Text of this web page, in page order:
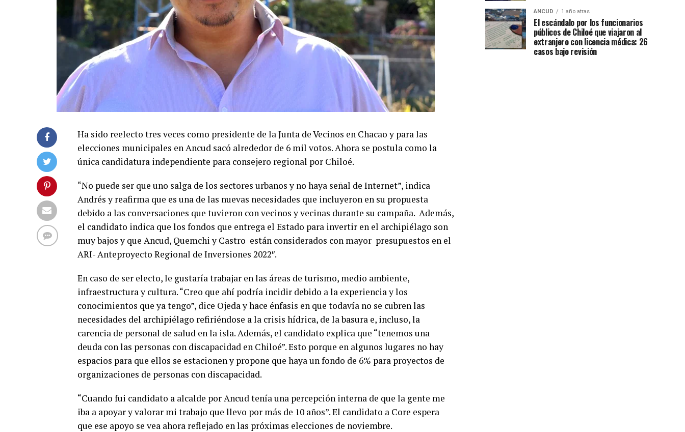
Ha sido reelecto tres veces como presidente de la Junta de Vecinos en Chacao y para las
elecciones municipales en Ancud sacó alrededor de 6 mil votos. Ahora se postula como la
única candidatura independiente para consejero regional por Chiloé.
“No puede ser que uno salga de los sectores urbanos y no haya señal de Internet”, indica
Andrés y reafirma que es una de las nuevas necesidades que incluyeron en su propuesta
debido a las conversaciones que tuvieron con vecinos y vecinas durante su campaña. Además,
el candidato indica que los fondos que entrega el Estado para invertir en el archipiélago son
muy bajos y que Ancud, Quemchi y Castro están considerados con mayor presupuestos en el
ARI- Anteproyecto Regional de Inversiones 2022″.
En caso de ser electo, le gustaría trabajar en las áreas de turismo, medio ambiente,
infraestructura y cultura. “Creo que ahí podría incidir debido a la experiencia y los
conocimientos que ya tengo”, dice Ojeda y hace énfasis en que todavía no se cubren las
necesidades del archipiélago refiriéndose a la crisis hídrica, de la basura e, incluso, la
carencia de personal de salud en la isla. Además, el candidato explica que “tenemos una
deuda con las personas con discapacidad en Chiloé”. Esto porque en algunos lugares no hay
espacios para que ellos se estacionen y propone que haya un fondo de 6% para proyectos de
organizaciones de personas con discapacidad.
“Cuando fui candidato a alcalde por Ancud tenía una percepción interna de que la gente me
iba a apoyar y valorar mi trabajo que llevo por más de 10 años”. El candidato a Core espera
que ese apoyo se vea ahora reflejado en las próximas elecciones de noviembre.
ANCUD 1 año atras
El escándalo por los funcionarios
públicos de Chiloé que viajaron al
extranjero con licencia médica: 26
casos bajo revisión